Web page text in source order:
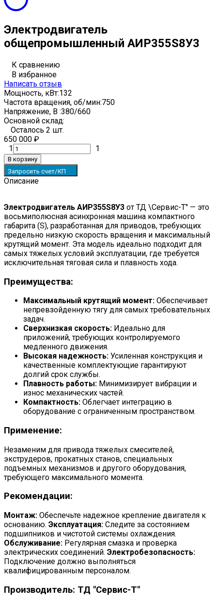
Электродвигатель
общепромышленный АИР355S8У3
К сравнению
В избранное
Написать отзыв
Мощность, кВт:132
Частота вращения, об/мин:750
Напряжение, В :380/660
Основной склад:
Осталось 2 шт.
650 000 ₽
1
1
В корзину
Запросить счет/КП
Описание
Электродвигатель АИР355S8У3 от ТД \Сервис-Т" — это
восьмиполюсная асинхронная машина компактного
габарита (S), разработанная для приводов, требующих
предельно низкую скорость вращения и максимальный
крутящий момент. Эта модель идеально подходит для
самых тяжелых условий эксплуатации, где требуется
исключительная тяговая сила и плавность хода.
Преимущества:
Максимальный крутящий момент: Обеспечивает
непревзойденную тягу для самых требовательных
задач.
Сверхнизкая скорость: Идеально для
приложений, требующих контролируемого
медленного движения.
Высокая надежность: Усиленная конструкция и
качественные комплектующие гарантируют
долгий срок службы.
Плавность работы: Минимизирует вибрации и
износ механических частей.
Компактность: Облегчает интеграцию в
оборудование с ограниченным пространством.
Применение:
Незаменим для привода тяжелых смесителей,
экструдеров, прокатных станов, специальных
подъемных механизмов и другого оборудования,
требующего максимального момента.
Рекомендации:
Монтаж: Обеспечьте надежное крепление двигателя к
основанию. Эксплуатация: Следите за состоянием
подшипников и чистотой системы охлаждения.
Обслуживание: Регулярная смазка и проверка
электрических соединений. Электробезопасность:
Подключение должно выполняться
квалифицированным персоналом.
Производитель: ТД "Сервис-Т"